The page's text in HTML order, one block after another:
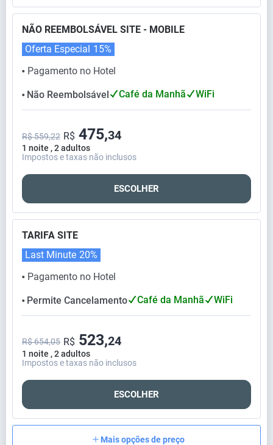
NÃO REEMBOLSÁVEL SITE - MOBILE
⬤ Pagamento no Hotel
Oferta Especial 15%
⬤ Não Reembolsável Café da Manhã WiFi
1 noite , 2 adultos
R$ 559,22 R$ 475,34
Impostos e taxas não inclusos
ESCOLHER
TARIFA SITE
⬤ Pagamento no Hotel
Last Minute 20%
⬤ Permite Cancelamento Café da Manhã WiFi
1 noite , 2 adultos
R$ 654,05 R$ 523,24
Impostos e taxas não inclusos
ESCOLHER
Mais opções de preço